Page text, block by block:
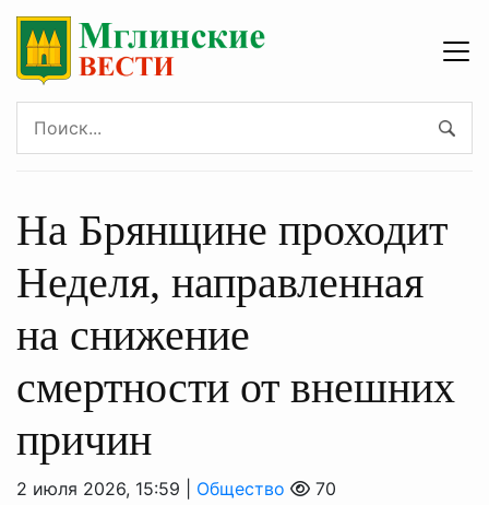
На Брянщине проходит
Неделя, направленная
на снижение
смертности от внешних
причин
2 июля 2026, 15:59 | Общество 70